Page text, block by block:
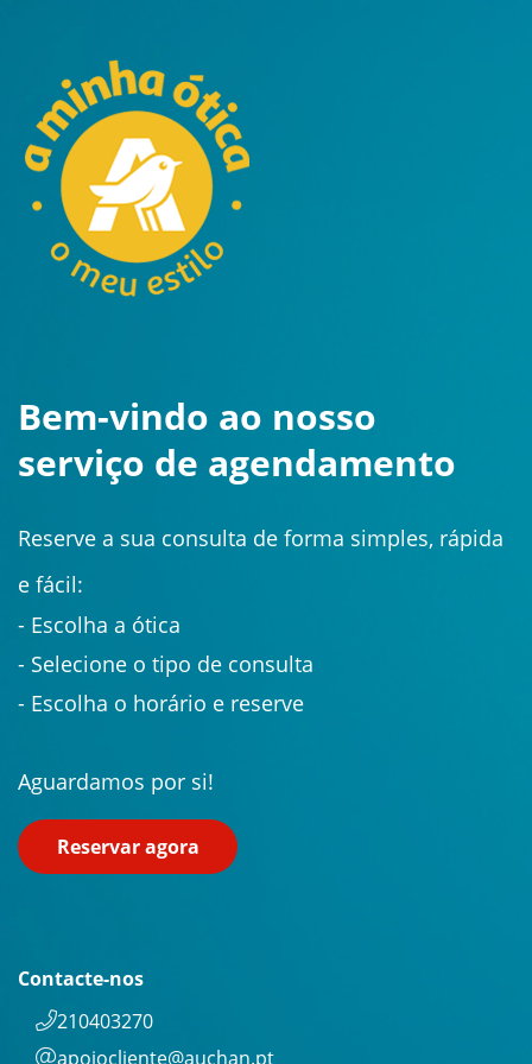
Bem-vindo ao nosso
serviço de agendamento
Reserve a sua consulta de forma simples, rápida
e fácil:
- Escolha a ótica
- Selecione o tipo de consulta
- Escolha o horário e reserve
Aguardamos por si!
Reservar agora
Contacte-nos
210403270
apoiocliente@auchan.pt